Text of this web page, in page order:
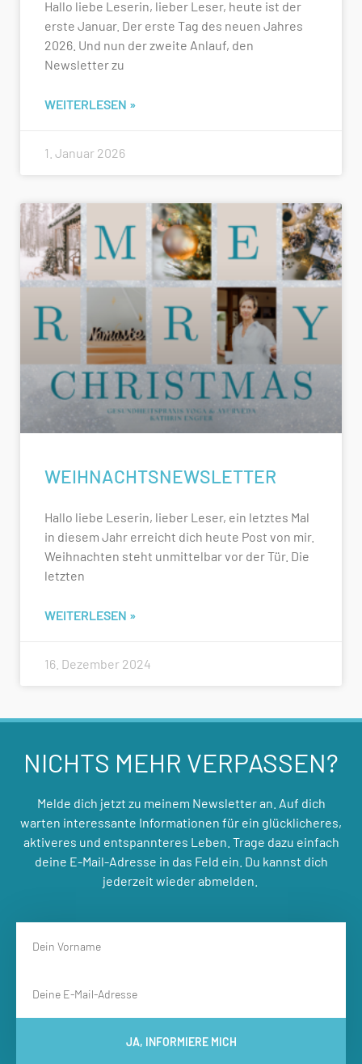
Hallo liebe Leserin, lieber Leser, heute ist der
erste Januar. Der erste Tag des neuen Jahres
2026. Und nun der zweite Anlauf, den
Newsletter zu
WEITERLESEN »
1. Januar 2026
WEIHNACHTSNEWSLETTER
Hallo liebe Leserin, lieber Leser, ein letztes Mal
in diesem Jahr erreicht dich heute Post von mir.
Weihnachten steht unmittelbar vor der Tür. Die
letzten
WEITERLESEN »
16. Dezember 2024
NICHTS MEHR VERPASSEN?
Melde dich jetzt zu meinem Newsletter an. Auf dich
warten interessante Informationen für ein glücklicheres,
aktiveres und entspannteres Leben. Trage dazu einfach
deine E-Mail-Adresse in das Feld ein. Du kannst dich
jederzeit wieder abmelden.
JA, INFORMIERE MICH